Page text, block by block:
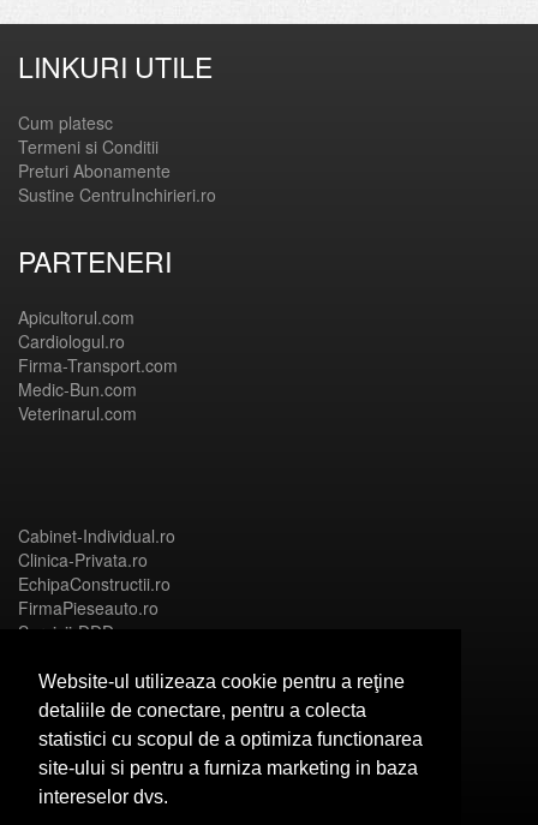
Website-ul utilizeaza cookie pentru a reţine
detaliile de conectare, pentru a colecta
statistici cu scopul de a optimiza functionarea
site-ului si pentru a furniza marketing in baza
intereselor dvs.
LINKURI UTILE
Cum platesc
Termeni si Conditii
Preturi Abonamente
Sustine CentruInchirieri.ro
PARTENERI
Apicultorul.com
Cardiologul.ro
Firma-Transport.com
Medic-Bun.com
Veterinarul.com
Cabinet-Individual.ro
Clinica-Privata.ro
EchipaConstructii.ro
FirmaPieseauto.ro
Servicii-DDD.com
Birouri-Cadastru.ro
CramaVinuri.ro
FirmaTractariAuto.ro